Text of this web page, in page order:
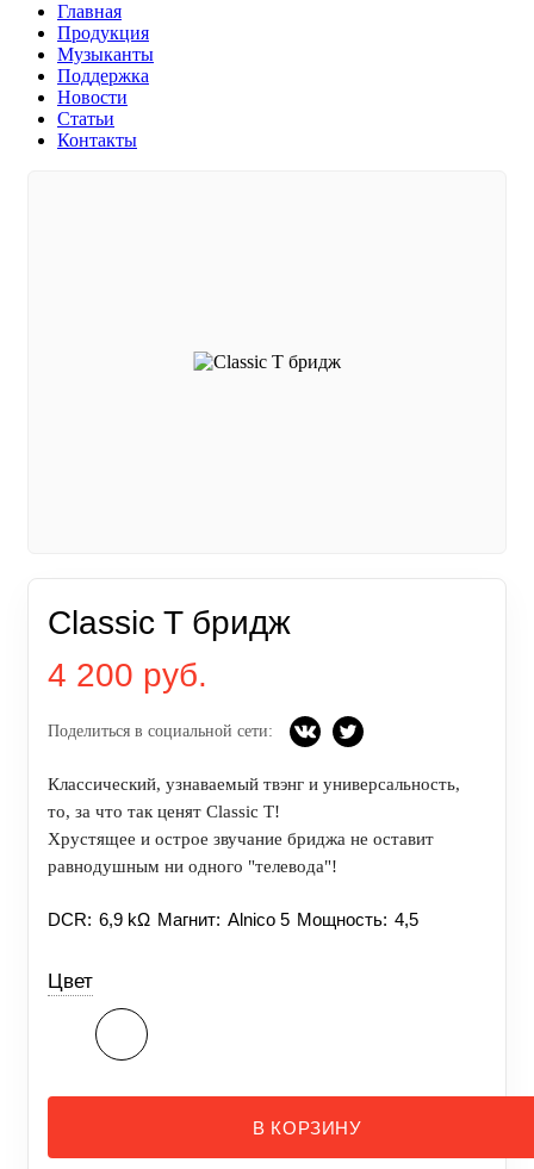
Главная
Продукция
Музыканты
Поддержка
Новости
Статьи
Контакты
Classic T бридж
4 200 руб.
Поделиться в социальной сети:
Классический, узнаваемый твэнг и универсальность,
то, за что так ценят Classic T!
Хрустящее и острое звучание бриджа не оставит
равнодушным ни одного "телевода"!
DCR: 6,9 kΩ Магнит: Alnico 5 Мощность: 4,5
Цвет
В КОРЗИНУ